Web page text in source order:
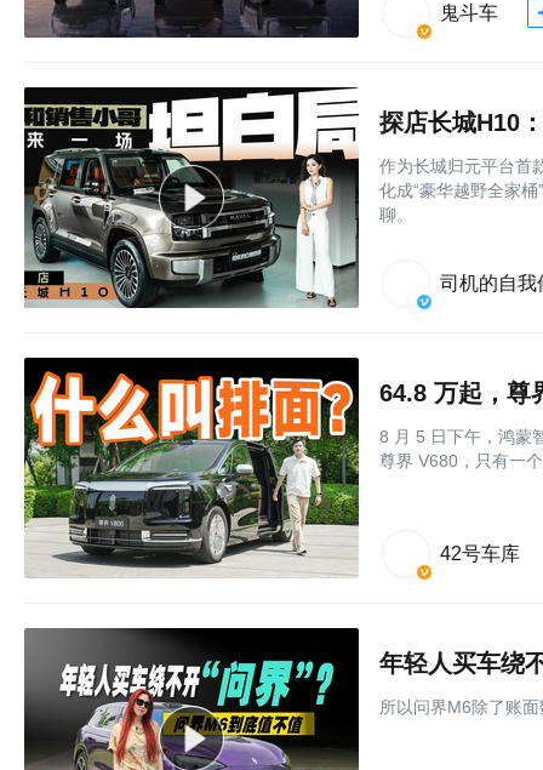
鬼斗车
探店长城H10
作为长城归元平台首
化成“豪华越野全家
聊。
司机的自我
64.8 万起，尊
8 月 5 日下午，鸿蒙
尊界 V680，只有一
42号车库
年轻人买车绕
所以问界M6除了账